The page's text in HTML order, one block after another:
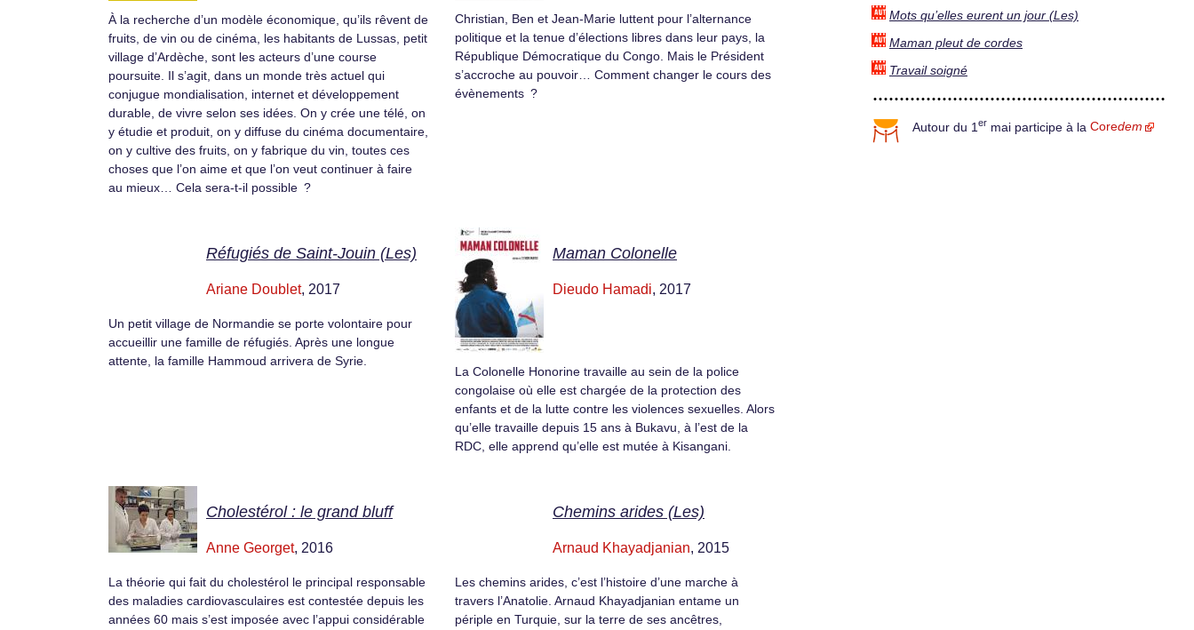
À la recherche d’un modèle économique, qu’ils rêvent de
fruits, de vin ou de cinéma, les habitants de Lussas, petit
village d’Ardèche, sont les acteurs d’une course
poursuite. Il s’agit, dans un monde très actuel qui
conjugue mondialisation, internet et développement
durable, de vivre selon ses idées. On y crée une télé, on
y étudie et produit, on y diffuse du cinéma documentaire,
on y cultive des fruits, on y fabrique du vin, toutes ces
choses que l’on aime et que l’on veut continuer à faire
au mieux… Cela sera-t-il possible ?
Christian, Ben et Jean-Marie luttent pour l’alternance
politique et la tenue d’élections libres dans leur pays, la
République Démocratique du Congo. Mais le Président
s’accroche au pouvoir… Comment changer le cours des
évènements ?
Réfugiés de Saint-Jouin (Les)
Ariane Doublet, 2017
Un petit village de Normandie se porte volontaire pour
accueillir une famille de réfugiés. Après une longue
attente, la famille Hammoud arrivera de Syrie.
Maman Colonelle
Dieudo Hamadi, 2017
La Colonelle Honorine travaille au sein de la police
congolaise où elle est chargée de la protection des
enfants et de la lutte contre les violences sexuelles. Alors
qu’elle travaille depuis 15 ans à Bukavu, à l’est de la
RDC, elle apprend qu’elle est mutée à Kisangani.
Cholestérol : le grand bluff
Anne Georget, 2016
La théorie qui fait du cholestérol le principal responsable
des maladies cardiovasculaires est contestée depuis les
années 60 mais s’est imposée avec l’appui considérable
Chemins arides (Les)
Arnaud Khayadjanian, 2015
Les chemins arides, c’est l’histoire d’une marche à
travers l’Anatolie. Arnaud Khayadjanian entame un
périple en Turquie, sur la terre de ses ancêtres,
Mots qu’elles eurent un jour (Les)
Maman pleut de cordes
Travail soigné
Autour du 1 er mai participe à la Coredem